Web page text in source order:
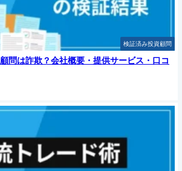
検証済み投資顧問
問は詐欺？会社概要・提供サービス・口コ